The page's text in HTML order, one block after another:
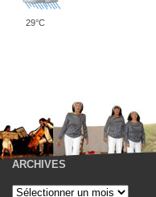
29°C
ARCHIVES
Archives